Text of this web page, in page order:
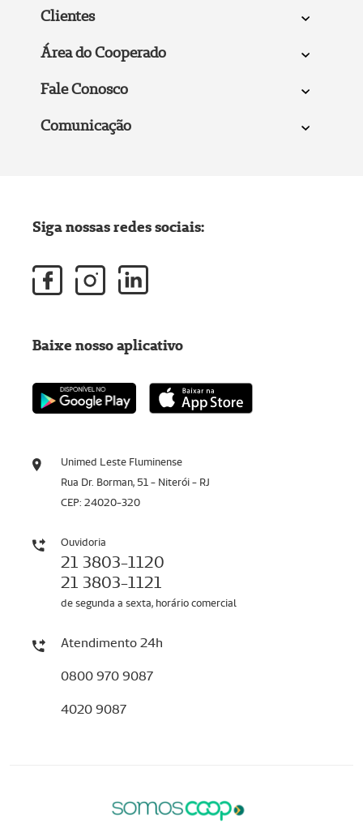
Clientes
Área do Cooperado
Fale Conosco
Comunicação
Unimed Leste Fluminense
Rua Dr. Borman, 51 - Niterói - RJ
CEP: 24020-320
Ouvidoria
21 3803-1120
21 3803-1121
de segunda a sexta, horário comercial
Atendimento 24h
0800 970 9087
4020 9087
Siga nossas redes sociais:
Baixe nosso aplicativo